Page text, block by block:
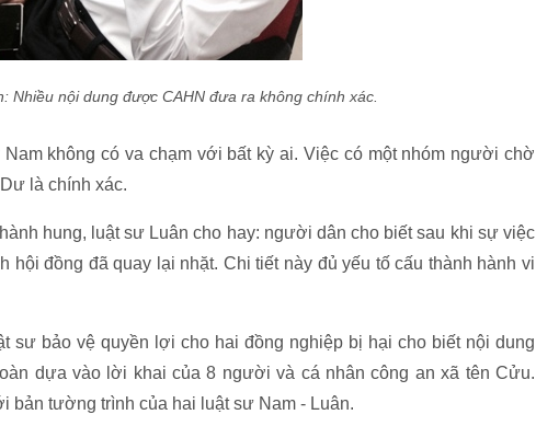
Nhiều nội dung được CAHN đưa ra không chính xác.
không có va chạm với bất kỳ ai. Việc có một nhóm người chờ
là chính xác.
hung, luật sư Luân cho hay: người dân cho biết sau khi sự việc
hội đồng đã quay lại nhặt. Chi tiết này đủ yếu tố cấu thành hành vi
sư bảo vệ quyền lợi cho hai đồng nghiệp bị hại cho biết nội dung
dựa vào lời khai của 8 người và cá nhân công an xã tên Cửu.
bản tường trình của hai luật sư Nam - Luân.